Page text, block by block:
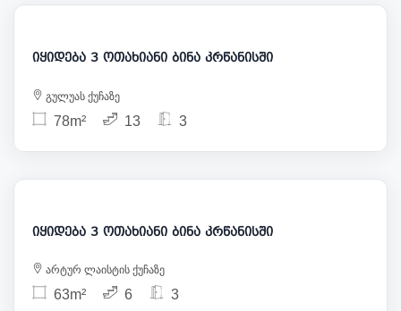
148 500
იყიდება 3 ოთახიანი ბინა კრწანისში
გულუას ქუჩაზე
78m² 13 3
138 000
იყიდება 3 ოთახიანი ბინა კრწანისში
არტურ ლაისტის ქუჩაზე
63m² 6 3